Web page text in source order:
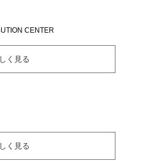
CENTER
く見る
く見る